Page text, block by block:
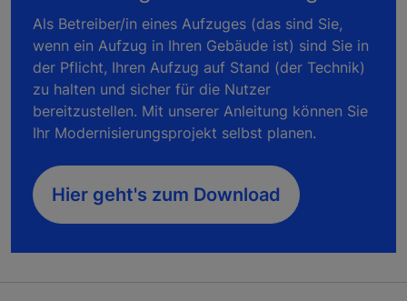
Als Betreiber/in eines Aufzuges (das sind Sie,
wenn ein Aufzug in Ihren Gebäude ist) sind Sie in
der Pflicht, Ihren Aufzug auf Stand (der Technik)
zu halten und sicher für die Nutzer
bereitzustellen. Mit unserer Anleitung können Sie
Ihr Modernisierungsprojekt selbst planen.
Hier geht's zum Download